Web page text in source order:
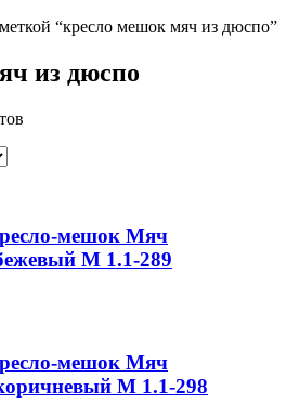
“кресло мешок мяч из дюспо”
из дюспо
мешок Мяч
М 1.1-289
мешок Мяч
М 1.1-298